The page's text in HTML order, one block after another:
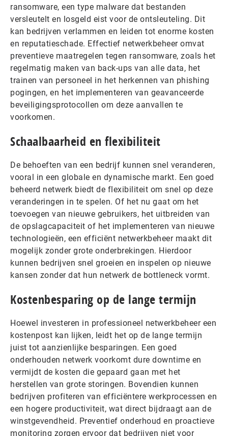
ransomware, een type malware dat bestanden
versleutelt en losgeld eist voor de ontsleuteling. Dit
kan bedrijven verlammen en leiden tot enorme kosten
en reputatieschade. Effectief netwerkbeheer omvat
preventieve maatregelen tegen ransomware, zoals het
regelmatig maken van back-ups van alle data, het
trainen van personeel in het herkennen van phishing
pogingen, en het implementeren van geavanceerde
beveiligingsprotocollen om deze aanvallen te
voorkomen.
Schaalbaarheid en flexibiliteit
De behoeften van een bedrijf kunnen snel veranderen,
vooral in een globale en dynamische markt. Een goed
beheerd netwerk biedt de flexibiliteit om snel op deze
veranderingen in te spelen. Of het nu gaat om het
toevoegen van nieuwe gebruikers, het uitbreiden van
de opslagcapaciteit of het implementeren van nieuwe
technologieën, een efficiënt netwerkbeheer maakt dit
mogelijk zonder grote onderbrekingen. Hierdoor
kunnen bedrijven snel groeien en inspelen op nieuwe
kansen zonder dat hun netwerk de bottleneck vormt.
Kostenbesparing op de lange termijn
Hoewel investeren in professioneel netwerkbeheer een
kostenpost kan lijken, leidt het op de lange termijn
juist tot aanzienlijke besparingen. Een goed
onderhouden netwerk voorkomt dure downtime en
vermijdt de kosten die gepaard gaan met het
herstellen van grote storingen. Bovendien kunnen
bedrijven profiteren van efficiëntere werkprocessen en
een hogere productiviteit, wat direct bijdraagt aan de
winstgevendheid. Preventief onderhoud en proactieve
monitoring zorgen ervoor dat bedrijven niet voor